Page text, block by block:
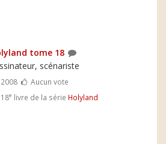
tome 18
scénariste
2008
Aucun vote
18e livre de la série Holyland